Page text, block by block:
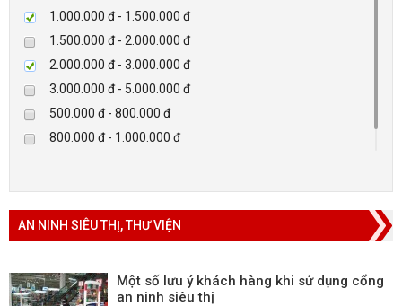
D-max
HIKVISON
Eguard
Khác
Rapiscan
1.000.000 đ - 1.500.000 đ
1.500.000 đ - 2.000.000 đ
2.000.000 đ - 3.000.000 đ
3.000.000 đ - 5.000.000 đ
500.000 đ - 800.000 đ
800.000 đ - 1.000.000 đ
AN NINH SIÊU THỊ, THƯ VIỆN
Một số lưu ý khách hàng khi sử dụng cổng
an ninh siêu thị
LIÊN HỆ